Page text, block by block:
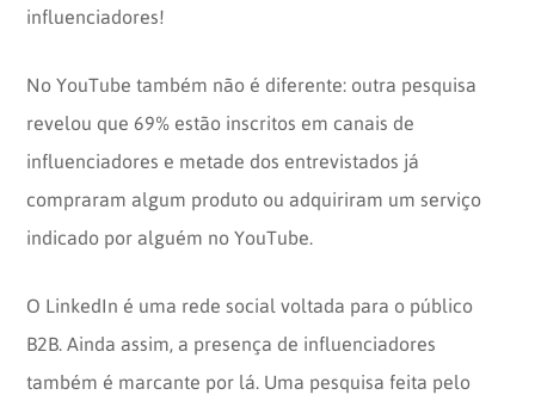
influenciadores!
No YouTube também não é diferente: outra pesquisa
revelou que 69% estão inscritos em canais de
influenciadores e metade dos entrevistados já
compraram algum produto ou adquiriram um serviço
indicado por alguém no YouTube.
O LinkedIn é uma rede social voltada para o público
B2B. Ainda assim, a presença de influenciadores
também é marcante por lá. Uma pesquisa feita pelo